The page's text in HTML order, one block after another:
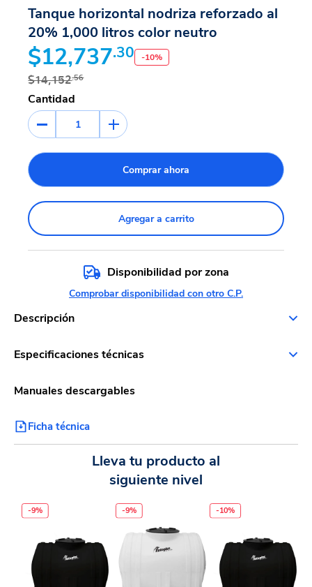
Tanque horizontal nodriza reforzado al
20% 1,000 litros color neutro
$12,737.30 -10%
$14,152.56
Cantidad
1
Comprar ahora
Agregar a carrito
Disponibilidad por zona
Comprobar disponibilidad con otro C.P.
Descripción
Especificaciones técnicas
Manuales descargables
Ficha técnica
Lleva tu producto al
siguiente nivel
-9% -9% -10%